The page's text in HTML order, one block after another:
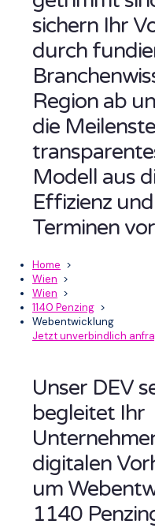
sichern Ihr
durch
Region ab
die
Modell aus
Effizienz
Terminen
Home >
Wien >
Wien >
1140 Penzing >
Webentwicklung
Jetzt unverbindlich
Unser DEV
begleitet Ihr
digitalen
um
1140